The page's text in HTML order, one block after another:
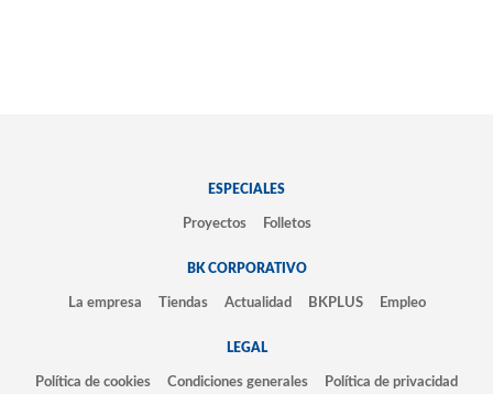
ESPECIALES
Proyectos Folletos
BK CORPORATIVO
La empresa Tiendas Actualidad BKPLUS Empleo
LEGAL
Política de cookies Condiciones generales Política de privacidad